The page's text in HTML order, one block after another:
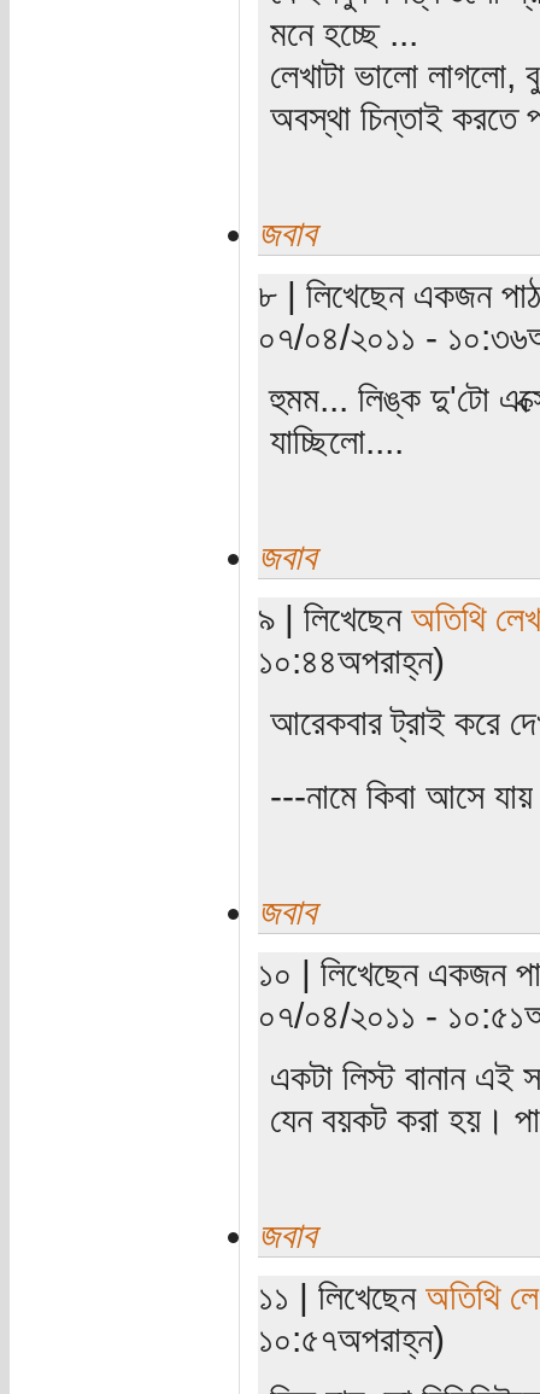
মনে হচ্ছে ...
লেখাটা ভালো লাগলো,
অবস্থা চিন্তাই করতে
জবাব
৮ | লিখেছেন একজন
০৭/০৪/২০১১ -
হুমম... লিঙ্ক দু'টো
যাচ্ছিলো....
জবাব
৯ | লিখেছেন অতিথি
১০:৪৪অপরাহ্ন)
আরেকবার ট্রাই করে
---নামে কিবা আসে যায়
জবাব
১০ | লিখেছেন একজন
০৭/০৪/২০১১ -
একটা লিস্ট বানান এই
যেন বয়কট করা হয়।
জবাব
১১ | লিখেছেন অতিথি
১০:৫৭অপরাহ্ন)